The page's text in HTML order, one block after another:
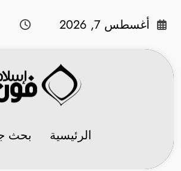
أغسطس 7, 2026
الرئيسية بحث